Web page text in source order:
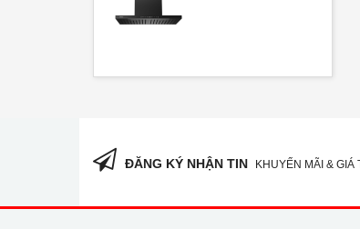
ĐĂNG KÝ NHẬN TIN KHUYẾN MÃI & GIÁ